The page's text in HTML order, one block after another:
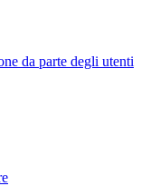
da parte degli utenti